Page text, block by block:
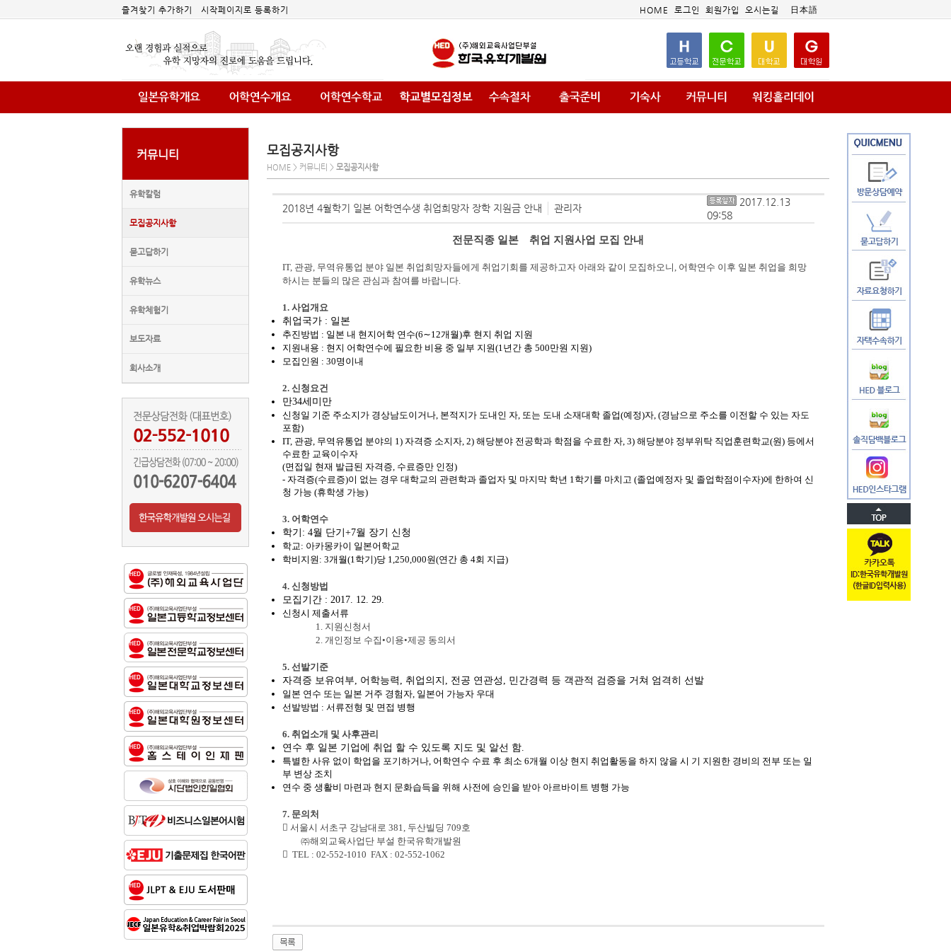
즐겨찾기 추가하기 시작페이지로 등록하기 HOME 로그인 회원가입 오시는길 日本語
커뮤니티
유학칼럼
모집공지사항
묻고답하기
유학뉴스
유학체험기
보도자료
회사소개
모집공지사항
HOME > 커뮤니티 > 모집공지사항
2018년 4월학기 일본 어학연수생 취업희망자 장학 지원금 안내 관리자
2017.12.13
09:58
전문직종 일본 취업 지원사업 모집 안내
IT, 관광, 무역유통업 분야 일본 취업희망자들에게 취업기회를 제공하고자 아래와 같이 모집하오니, 어학연수 이후 일본 취업을 희망
하시는 분들의 많은 관심과 참여를 바랍니다.
1. 사업개요
취업국가: 일본
추진방법 : 일본 내 현지어학 연수(6∼12개월)후 현지 취업 지원
지원내용 : 현지 어학연수에 필요한 비용 중 일부 지원(1년간 총 500만원 지원)
모집인원 : 30명이내
2. 신청요건
만34세미만
신청일 기준 주소지가 경상남도이거나, 본적지가 도내인 자, 또는 도내 소재대학 졸업(예정)자, (경남으로 주소를 이전할 수 있는 자도
포함)
IT, 관광, 무역유통업 분야의 1) 자격증 소지자, 2) 해당분야 전공학과 학점을 수료한 자, 3) 해당분야 정부위탁 직업훈련학교(원) 등에서
수료한 교육이수자
(면접일 현재 발급된 자격증, 수료증만 인정)
- 자격증(수료증)이 없는 경우 대학교의 관련학과 졸업자 및 마지막 학년 1학기를 마치고 (졸업예정자 및 졸업학점이수자)에 한하여 신
청 가능 (휴학생 가능)
3. 어학연수
학기 : 4월 단기 +7월 장기 신청
학교: 아카몽카이 일본어학교
학비지원 : 3개월(1학기)당1,250,000원(연간 총 4회 지급)
4. 신청방법
모집기간: 2017. 12. 29.
신청시 제출서류
1. 지원신청서
2. 개인정보 수집•이용•제공 동의서
5. 선발기준
자격증 보유여부, 어학능력 , 취업의지 , 전공 연관성 , 민간경력 등 객관적 검증을 거쳐 엄격히 선발
일본 연수 또는 일본 거주 경험자, 일본어 가능자 우대
선발방법 : 서류전형 및 면접 병행
6. 취업소개 및 사후관리
연수 후 일본 기업에 취업 할 수 있도록 지도 및 알선 함.
특별한 사유 없이 학업을 포기하거나, 어학연수 수료 후 최소 6개월 이상 현지 취업활동을 하지 않을 시 기 지원한 경비의 전부 또는 일
부 변상 조치
연수 중 생활비 마련과 현지 문화습득을 위해 사전에 승인을 받아 아르바이트 병행 가능
7. 문의처
 서울시 서초구 강남대로 381, 두산빌딩 709호
㈜해외교육사업단 부설 한국유학개발원
 TEL : 02-552-1010 FAX : 02-552-1062